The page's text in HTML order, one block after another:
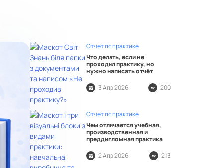
Отчет по практике
Что делать, если не
проходил практику, но
нужно написать отчёт
3 Апр 2026
200
Отчет по практике
Чем отличается учебная,
производственная и
преддипломная практика
2 Апр 2026
213